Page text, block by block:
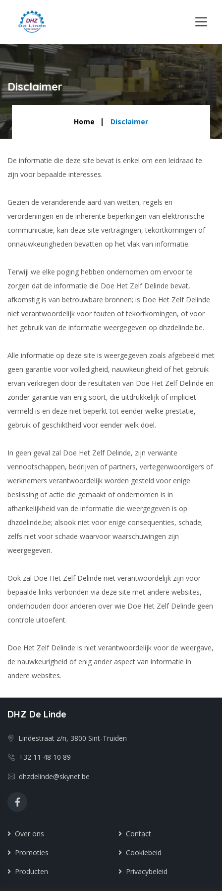
Disclaimer
Home Disclaimer
De informatie die deze site bevat is enkel om een leidraad te
zijn voor bepaalde interesses.
Gezien de veranderende aard van wetten, regels en
verordeningen en de inherente beperkingen van elektronische
communicatie, kan deze site vertragingen, tekortkomingen of
onnauwkeurigheden bevatten op het vlak van informatie.
Terwijl we elke poging hebben ondernomen om ervoor te
zorgen dat de informatie die Doe Het Zelf Delinde bevat,
afkomstig is van betrouwbare bronnen; is Doe Het Zelf Delinde
niet verantwoordelijk voor fouten of tekortkomingen, of voor
het gebruik van de informatie weergegeven op dhzdelinde.be.
Alle informatie op deze site is weergegeven zoals afgebeeld met
geen garantie voor volledigheid, nauwkeurigheid of het gebruik
ervan verkregen door de resultaten van Doe Het Zelf Delinde en
zonder garantie van enig soort, die uitdrukkelijk of impliciet
vermeld is en deze niet beperkt tot eender welke prestatie,
gebruik of geschiktheid voor eender welk doel.
In geen geval zal Doe Het Zelf Delinde, zijn verwante
vennootschappen, bedrijven of partners, vertegenwoordigers of
werknemers verantwoordelijk worden gesteld voor enige
beslissing of actie die gemaakt of ondernomen is in
afhankelijkheid van de informatie die weergegeven is op
dhzdelinde.be; alsook niet voor enige consequenties, schade;
zelfs niet voor schade waarvoor waarschuwingen zijn
weergegeven.
Ook zal Doe Het Zelf Delinde niet verantwoordelijk zijn voor
bepaalde links verbonden via deze site met andere websites,
onderhouden door anderen over wie Doe Het Zelf Delinde geen
controle uitoefent.
Doe Het Zelf Delinde is niet verantwoordelijk voor de weergave,
de nauwkeurigheid of enig ander aspect van informatie in
andere websites.
DHZ De Linde
Lindestraat z/n, 3800 Sint-Truiden
+32 11 48 10 89
dhzdelinde@skynet.be
Over ons
Promoties
Producten
Contact
Cookiebeid
Privacybeleid